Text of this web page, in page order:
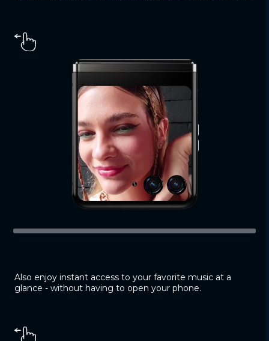
Also enjoy instant access to your favorite music at a
glance - without having to open your phone.